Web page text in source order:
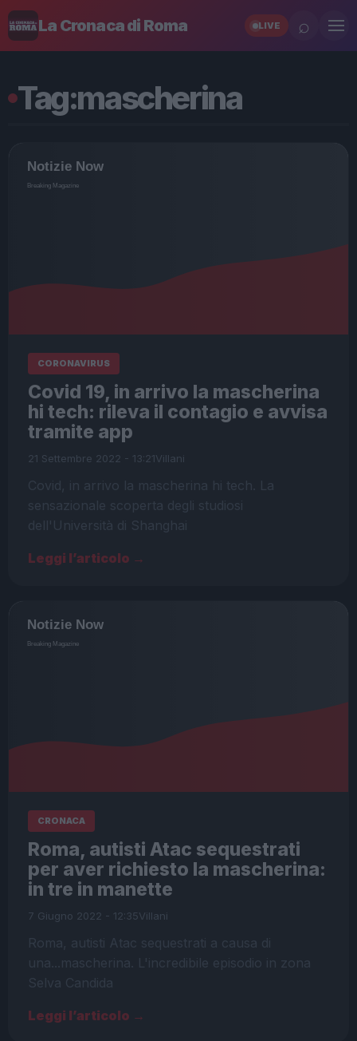
La Cronaca di Roma LIVE ⌕
Tag:mascherina
CORONAVIRUS
Covid 19, in arrivo la mascherina
hi tech: rileva il contagio e avvisa
tramite app
21 Settembre 2022 - 13:21Villani
Covid, in arrivo la mascherina hi tech. La
sensazionale scoperta degli studiosi
dell'Università di Shanghai
Leggi l’articolo →
CRONACA
Roma, autisti Atac sequestrati
per aver richiesto la mascherina:
in tre in manette
7 Giugno 2022 - 12:35Villani
Roma, autisti Atac sequestrati a causa di
una...mascherina. L'incredibile episodio in zona
Selva Candida
Leggi l’articolo →